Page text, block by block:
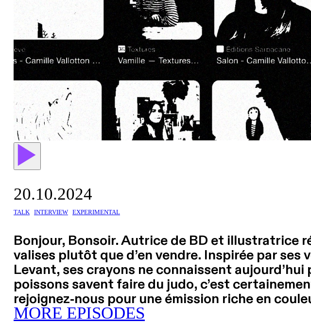
20.10.2024
TALK INTERVIEW EXPERIMENTAL
Bonjour, Bonsoir. Autrice de BD et illustratrice
valises plutôt que d’en vendre. Inspirée par ses
Levant, ses crayons ne connaissent
poissons savent faire du judo, c’est
rejoignez-nous pour une émission riche en
MORE EPISODES